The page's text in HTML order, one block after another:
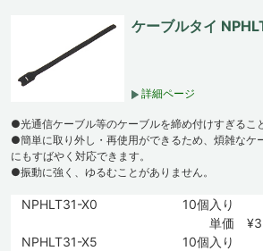
ケーブルタイ
詳細ページ
●光通信ケーブル等のケーブルを締め付けすぎるこ
●簡単に取り外し・再使用ができるため、煩雑なケ
にもすばやく対応できます。
●振動に強く、ゆるむことがありません。
NPHLT31-X0
10個入り
単価
NPHLT31-X5
10個入り